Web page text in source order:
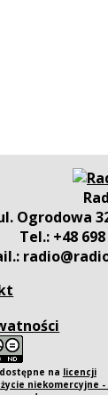
Ogrodowa
Tel.: +48
na licencji
niekomercyjne